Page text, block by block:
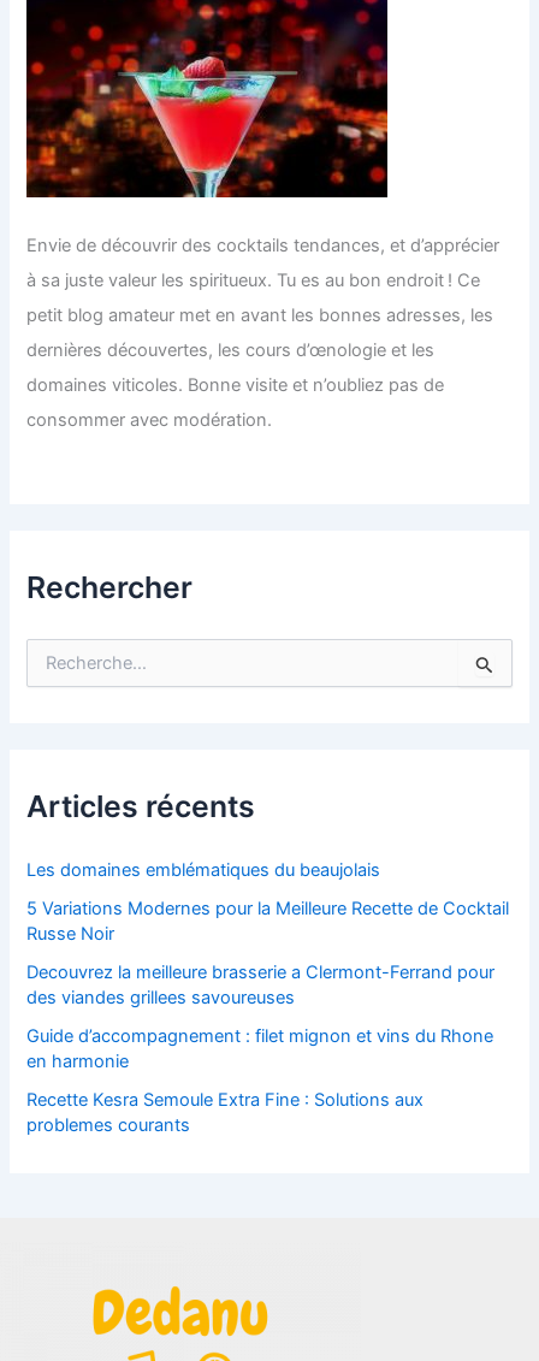
Envie de découvrir des cocktails tendances, et d’apprécier
à sa juste valeur les spiritueux. Tu es au bon endroit ! Ce
petit blog amateur met en avant les bonnes adresses, les
dernières découvertes, les cours d’œnologie et les
domaines viticoles. Bonne visite et n’oubliez pas de
consommer avec modération.
Rechercher
c
h
r
:
Articles récents
Les domaines emblématiques du beaujolais
5 Variations Modernes pour la Meilleure Recette de Cocktail
Russe Noir
Decouvrez la meilleure brasserie a Clermont-Ferrand pour
des viandes grillees savoureuses
Guide d’accompagnement : filet mignon et vins du Rhone
en harmonie
Recette Kesra Semoule Extra Fine : Solutions aux
problemes courants